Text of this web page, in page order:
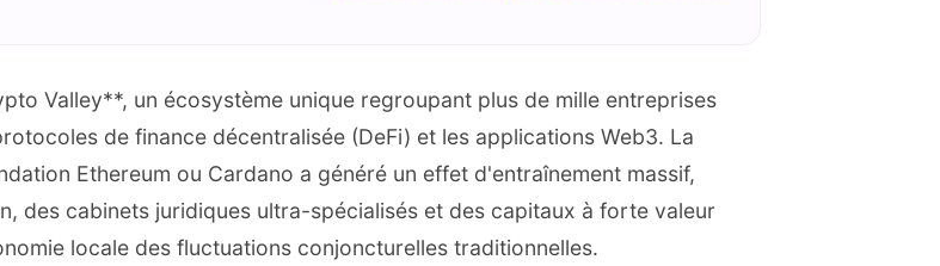
Valley**, un écosystème unique regroupant plus de mille entreprises
de finance décentralisée (DeFi) et les applications Web3. La
Ethereum ou Cardano a généré un effet d'entraînement massif,
des cabinets juridiques ultra-spécialisés et des capitaux à forte valeur
locale des fluctuations conjoncturelles traditionnelles.